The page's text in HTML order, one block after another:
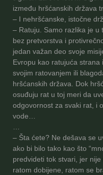
između hršćanskih država
– I nehršćanske, istočne
– Ratuju. Samo razlika je u
bez pretvorstva i
jedan važan deo svoje
Evropu kao ratujuća
svojim ratovanjem ili
hršćanskih država. Dok
osuđuju rat u toj meri da
odgovornost za svaki rat, i
vode…
…
– Šta ćete? Ne dešava se
ako bi bilo tako kao što
predvideti tok stvari, jer
ratom dobijene, ratom se